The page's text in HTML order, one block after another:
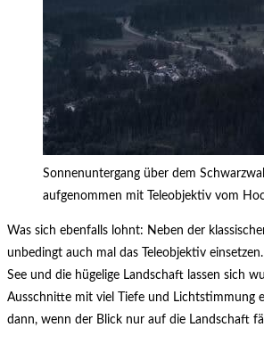
Sonnenuntergang über dem
aufgenommen mit Teleobjektiv vom
Was sich ebenfalls lohnt: Neben der
unbedingt auch mal das Teleobjektiv
See und die hügelige Landschaft lassen sich
Ausschnitte mit viel Tiefe und Lichtstimmung
dann, wenn der Blick nur auf die Landschaft